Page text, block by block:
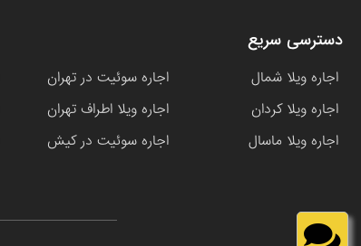
دسترسی سریع
اجاره ویلا شمال اجاره سوئیت در تهران
اجاره ویلا کردان
اجاره ویلا اطراف تهران
اجاره ویلا ماسال
اجاره سوئیت در کیش